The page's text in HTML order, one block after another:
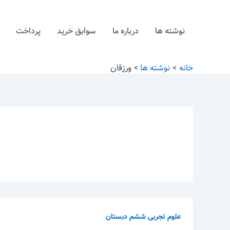
نوشته ها درباره ما سوابق خرید پرداخت
خانه نوشته ها ورزقان
علوم تجربی ششم دبستان